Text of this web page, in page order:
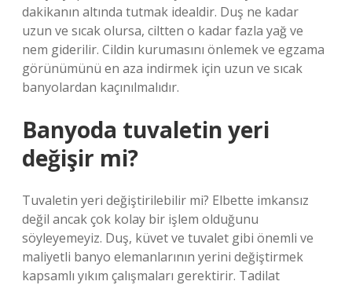
dakikanın altında tutmak idealdir. Duş ne kadar
uzun ve sıcak olursa, ciltten o kadar fazla yağ ve
nem giderilir. Cildin kurumasını önlemek ve egzama
görünümünü en aza indirmek için uzun ve sıcak
banyolardan kaçınılmalıdır.
Banyoda tuvaletin yeri
değişir mi?
Tuvaletin yeri değiştirilebilir mi? Elbette imkansız
değil ancak çok kolay bir işlem olduğunu
söyleyemeyiz. Duş, küvet ve tuvalet gibi önemli ve
maliyetli banyo elemanlarının yerini değiştirmek
kapsamlı yıkım çalışmaları gerektirir. Tadilat